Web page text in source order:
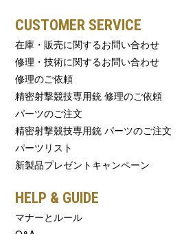
CUSTOMER SERVICE
在庫・販売に関するお問い合わせ
修理・技術に関するお問い合わせ
修理のご依頼
精密射撃競技専用銃 修理のご依頼
パーツのご注文
精密射撃競技専用銃 パーツのご注文
パーツリスト
新製品プレゼントキャンペーン
HELP & GUIDE
マナーとルール